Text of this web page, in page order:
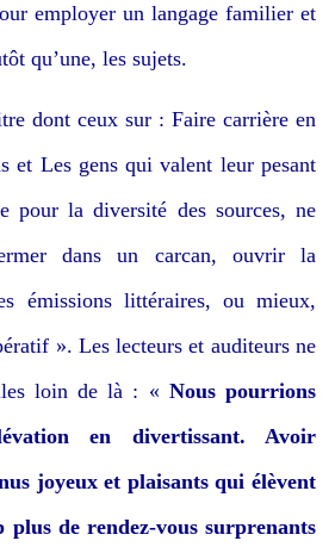
employer un langage familier et
qu’une, les sujets.
dont ceux sur : Faire carrière en
et Les gens qui valent leur pesant
pour la diversité des sources, ne
dans un carcan, ouvrir la
émissions littéraires, ou mieux,
». Les lecteurs et auditeurs ne
loin de là : « Nous pourrions
en divertissant. Avoir
joyeux et plaisants qui élèvent
plus de rendez-vous surprenants